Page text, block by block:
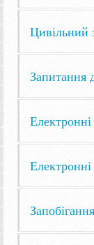
Цивільний
Запитання
Електронні
Електронні